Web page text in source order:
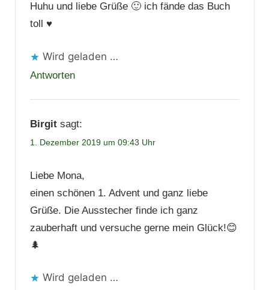
Huhu und liebe Grüße 🙂 ich fände das Buch
toll ♥️
Wird geladen …
Antworten
Birgit sagt:
1. Dezember 2019 um 09:43 Uhr
Liebe Mona,
einen schönen 1. Advent und ganz liebe
Grüße. Die Ausstecher finde ich ganz
zauberhaft und versuche gerne mein Glück!😊
🌲
Wird geladen …